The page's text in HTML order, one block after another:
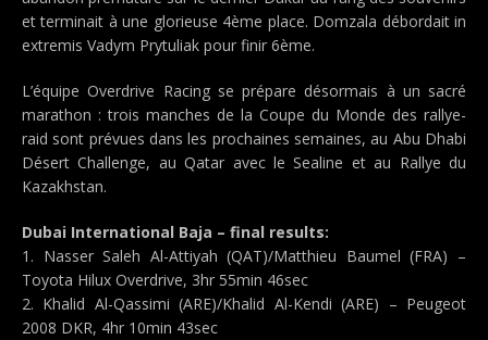
et terminait à une glorieuse 4ème place. Domzala débordait in
extremis Vadym Prytuliak pour finir 6ème.
L’équipe Overdrive Racing se prépare désormais à un sacré
marathon : trois manches de la Coupe du Monde des rallye-
raid sont prévues dans les prochaines semaines, au Abu Dhabi
Désert Challenge, au Qatar avec le Sealine et au Rallye du
Kazakhstan.
Dubai International Baja – final results:
1. Nasser Saleh Al-Attiyah (QAT)/Matthieu Baumel (FRA) –
Toyota Hilux Overdrive, 3hr 55min 46sec
2. Khalid Al-Qassimi (ARE)/Khalid Al-Kendi (ARE) – Peugeot
2008 DKR, 4hr 10min 43sec